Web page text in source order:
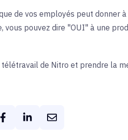
de vos employés peut donner
pouvez dire "OUI" à une
de Nitro et prendre la